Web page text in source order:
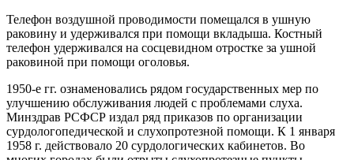
Телефон воздушной проводимости помещался в ушную
раковину и удерживался при помощи вкладыша. Костный
телефон удерживался на сосцевидном отростке за ушной
раковиной при помощи оголовья.
1950-е гг. ознаменовались рядом государственных мер по
улучшению обслуживания людей с проблемами слуха.
Минздрав РСФСР издал ряд приказов по организации
сурдологопедической и слухопротезной помощи. К 1 января
1958 г. действовало 20 сурдологических кабинетов. Во